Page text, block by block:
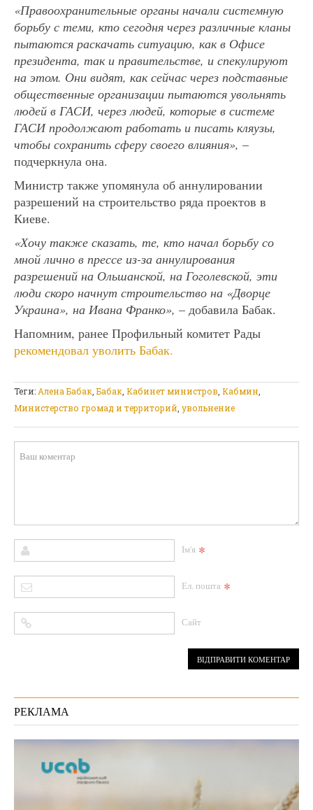
«Правоохранительные органы начали системную
борьбу с теми, кто сегодня через различные кланы
пытаются раскачать ситуацию, как в Офисе
президента, так и правительстве, и спекулируют
на этом. Они видят, как сейчас через подставные
общественные организации пытаются увольнять
людей в ГАСИ, через людей, которые в системе
ГАСИ продолжают работать и писать кляузы,
чтобы сохранить сферу своего влияния», –
подчеркнула она.
Министр также упомянула об аннулировании
разрешений на строительство ряда проектов в
Киеве.
«Хочу также сказать, те, кто начал борьбу со
мной лично в прессе из-за аннулирования
разрешений на Ольшанской, на Гоголевской, эти
люди скоро начнут строительство на «Дворце
Украина», на Ивана Франко», – добавила Бабак.
Напомним, ранее Профильный комитет Рады
рекомендовал уволить Бабак.
Теги: Алена Бабак ,Бабак Кабинет министров Кабмин
Министерство громад и территорий увольнение
Ім'я *
Ел. пошта *
Сайт
РЕКЛАМА